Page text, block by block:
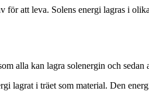
att leva. Solens energi lagras i
alla kan lagra solenergin och
lagrat i träet som material. Den